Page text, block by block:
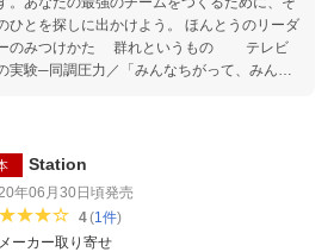
ひとを探しに出かけよう。 ほんとうのリーダ
のみつけかた 群れというもの テレビ
実験─同調圧力／「みんなちがって、みんな
、ほんとうのリーダー チーム・自分
見俊輔さんのお話から／あるテニスの試合で
起こったこと／敗者であることの奥深さ 今、
『君たちはどう生きるか』の周辺で この年月、
Station
年06月30日頃発売
4(1 件)
メーカー取り寄せ